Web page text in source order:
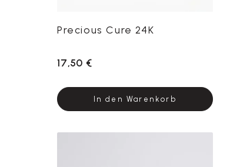
Precious Cure 24K
17,50 €
In den Warenkorb